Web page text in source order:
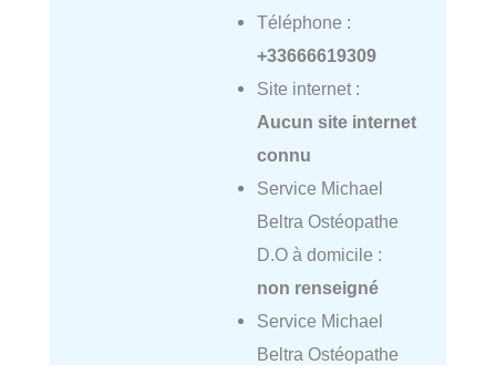
Téléphone :
+33666619309
Site internet :
Aucun site internet
connu
Service Michael
Beltra Ostéopathe
D.O à domicile :
non renseigné
Service Michael
Beltra Ostéopathe